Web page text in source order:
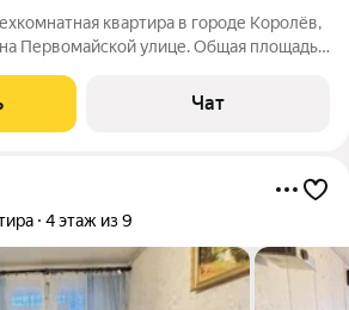
квартира в городе Королёв,
Первомайской улице. Общая площадь
на 5 этаже кирпичного дома,
Чат
4 этаж из 9